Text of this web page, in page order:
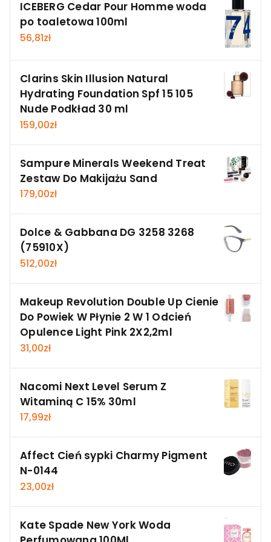
ICEBERG Cedar Pour Homme woda
po toaletowa 100ml
56,81zł
Clarins Skin Illusion Natural
Hydrating Foundation Spf 15 105
Nude Podkład 30 ml
159,00zł
Sampure Minerals Weekend Treat
Zestaw Do Makijażu Sand
179,00zł
Dolce & Gabbana DG 3258 3268
(75910X)
512,00zł
Makeup Revolution Double Up Cienie
Do Powiek W Płynie 2 W 1 Odcień
Opulence Light Pink 2X2,2ml
31,00zł
Nacomi Next Level Serum Z
Witaminą C 15% 30ml
17,99zł
Affect Cień sypki Charmy Pigment
N-0144
23,00zł
Kate Spade New York Woda